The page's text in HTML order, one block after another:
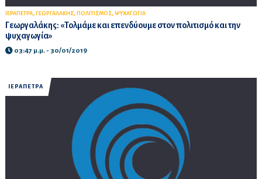
ΙΕΡΑΠΕΤΡΑ, ΓΕΩΡΓΑΛΑΚΗΣ, ΠΟΛΙΤΙΣΜΟΣ, ΨΥΧΑΓΩΓΙΑ
Γεωργαλάκης: «Τολμάμε και επενδύουμε στον πολιτισμό και την
ψυχαγωγία»
03:47 μ.μ. - 30/01/2019
ΙΕΡΑΠΕΤΡΑ